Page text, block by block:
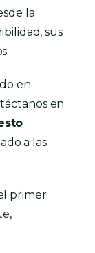
la
sus
en
en
a las
primer